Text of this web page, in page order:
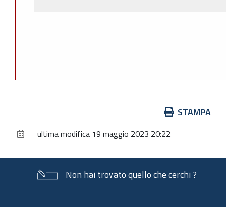
documento
STAMPA
ultima modifica 19 maggio 2023 20:22
Non hai trovato quello che cerchi ?